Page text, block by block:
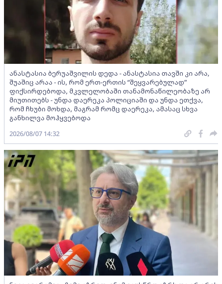
ანასტასია ბერუაშვილის დედა - ანასტასია თავში კი არა,
შუაშიც არაა - ის, რომ ერთ-ერთის “შეყვარებულად”
ფიქსირდებოდა, მკვლელობაში თანამონაწილეობაზე არ
მიუთითებს - უნდა დაერეკა პოლიციაში და უნდა ეთქვა,
რომ ჩხუბი მოხდა, მაგრამ რომც დაერეკა, ამასაც სხვა
განხილვა მოჰყვებოდა
2026/08/07 14:32